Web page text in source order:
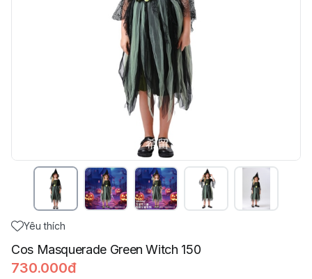
Yêu thích
Cos Masquerade Green Witch 150
730.000đ